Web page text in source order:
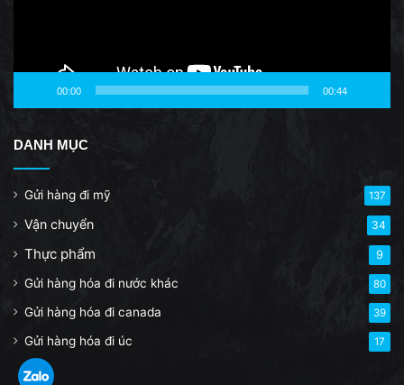
00:00 00:44
DANH MỤC
Gửi hàng đi mỹ 137
Vận chuyển 34
Thực phẩm 9
Gửi hàng hóa đi nước khác 80
Gửi hàng hóa đi canada 39
Gửi hàng hóa đi úc 17